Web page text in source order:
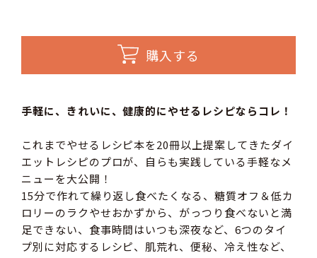
購入する
手軽に、きれいに、健康的にやせるレシピならコレ！
これまでやせるレシピ本を20冊以上提案してきたダイ
エットレシピのプロが、自らも実践している手軽なメ
ニューを大公開！
15分で作れて繰り返し食べたくなる、糖質オフ＆低カ
ロリーのラクやせおかずから、がっつり食べないと満
足できない、食事時間はいつも深夜など、6つのタイ
プ別に対応するレシピ、肌荒れ、便秘、冷え性など、